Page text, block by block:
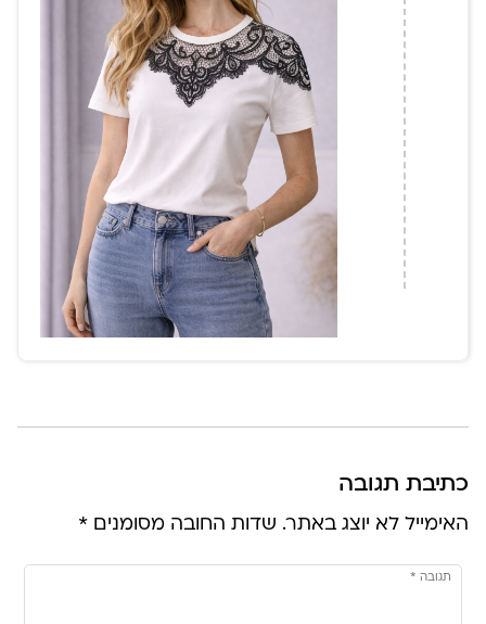
כתיבת תגובה
האימייל לא יוצג באתר. שדות החובה מסומנים *
תגובה *